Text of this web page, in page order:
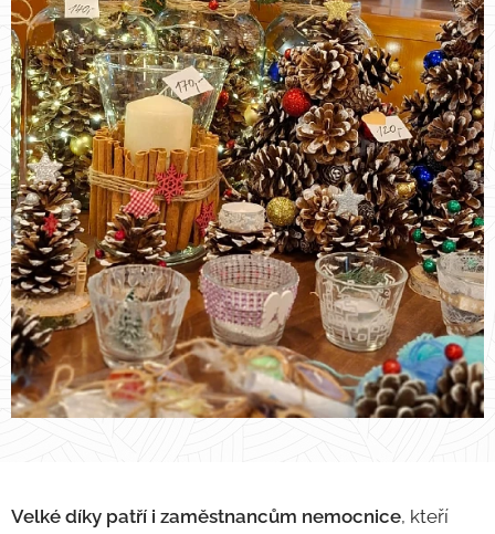
Velké díky patří i zaměstnancům nemocnice, kteří